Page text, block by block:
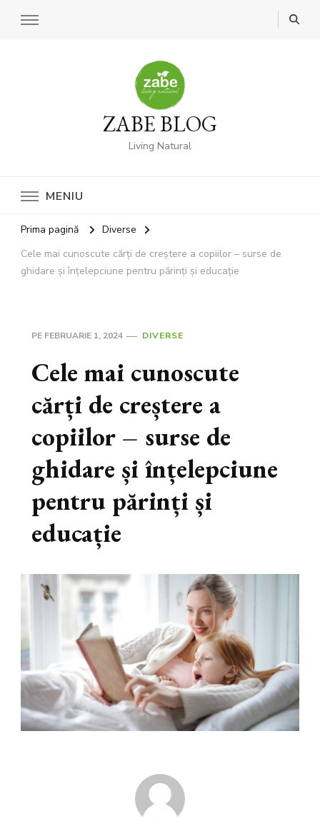
ZABE BLOG
Living Natural
MENIU
Prima pagină
Diverse
Cele mai cunoscute cărți de creștere a copiilor – surse de
ghidare și înțelepciune pentru părinți și educație
PE FEBRUARIE 1, 2024 DIVERSE
Cele mai cunoscute
cărți de creștere a
copiilor – surse de
ghidare și înțelepciune
pentru părinți și
educație